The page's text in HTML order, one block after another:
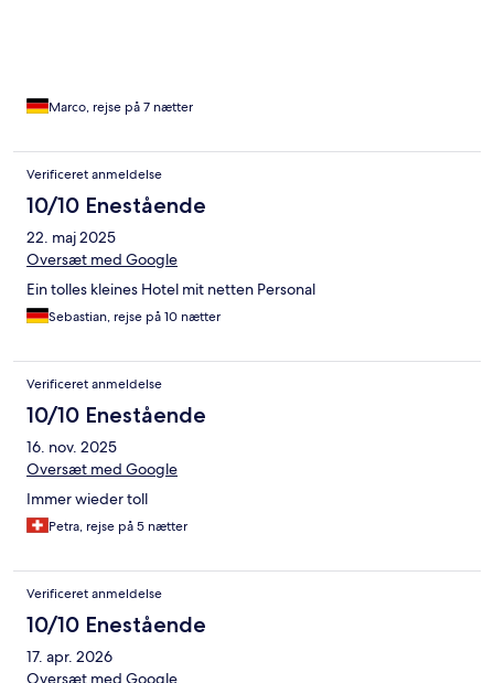
Marco, rejse på 7 nætter
Verificeret anmeldelse
10/10 Enestående
22. maj 2025
Oversæt med Google
Ein tolles kleines Hotel mit netten Personal
Sebastian, rejse på 10 nætter
Verificeret anmeldelse
10/10 Enestående
16. nov. 2025
Oversæt med Google
Immer wieder toll
Petra, rejse på 5 nætter
Verificeret anmeldelse
10/10 Enestående
17. apr. 2026
Oversæt med Google